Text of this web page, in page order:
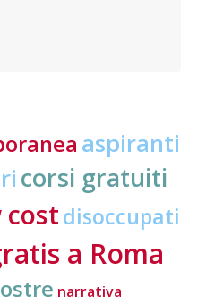
aspiranti
corsi gratuiti
disoccupati
a Roma
narrativa